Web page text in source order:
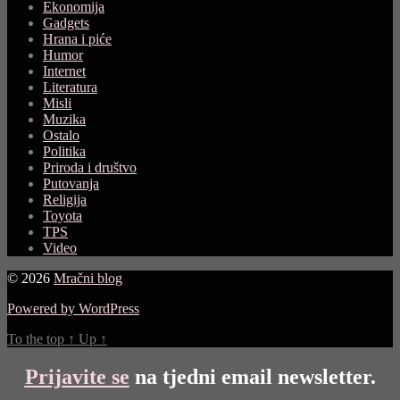
Ekonomija
Gadgets
Hrana i piće
Humor
Internet
Literatura
Misli
Muzika
Ostalo
Politika
Priroda i društvo
Putovanja
Religija
Toyota
TPS
Video
© 2026 Mračni blog
Powered by WordPress
To the top ↑ Up ↑
Prijavite se na tjedni email newsletter.